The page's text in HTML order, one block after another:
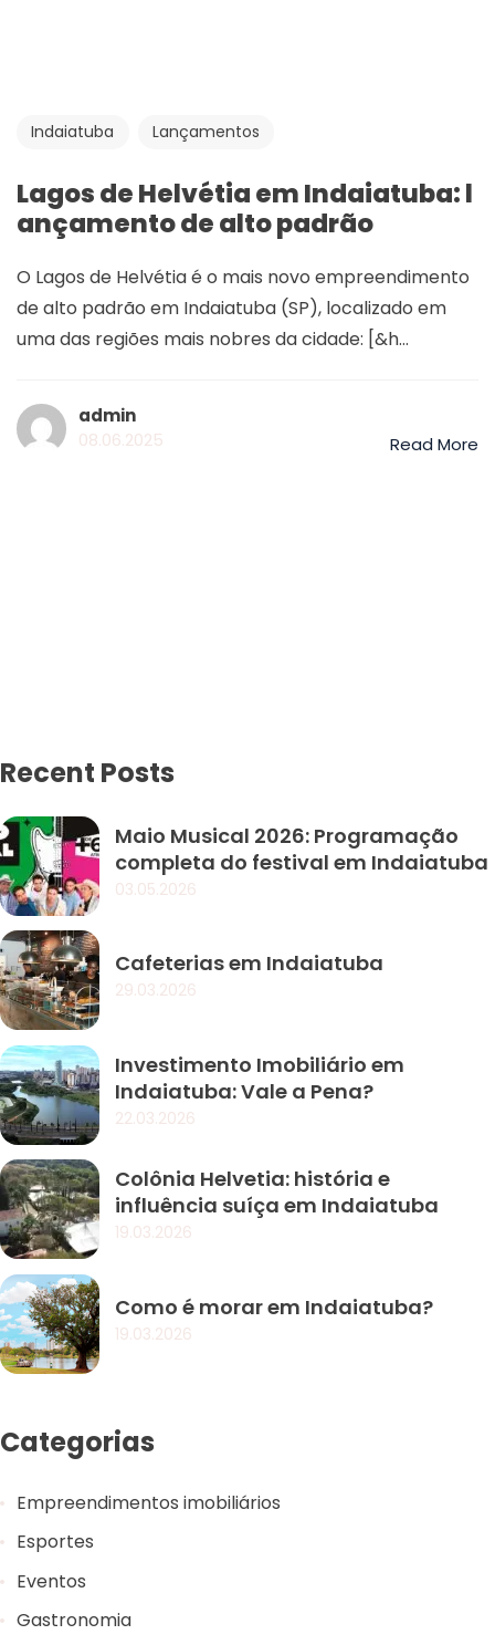
Indaiatuba Lançamentos
Lagos de Helvétia em Indaiatuba: l
ançamento de alto padrão
O Lagos de Helvétia é o mais novo empreendimento
de alto padrão em Indaiatuba (SP), localizado em
uma das regiões mais nobres da cidade: [&h...
admin
08.06.2025
Read More
Recent Posts
Maio Musical 2026: Programação
completa do festival em Indaiatuba
03.05.2026
Cafeterias em Indaiatuba
29.03.2026
Investimento Imobiliário em
Indaiatuba: Vale a Pena?
22.03.2026
Colônia Helvetia: história e
influência suíça em Indaiatuba
19.03.2026
Como é morar em Indaiatuba?
19.03.2026
Categorias
Empreendimentos imobiliários
Esportes
Eventos
Gastronomia